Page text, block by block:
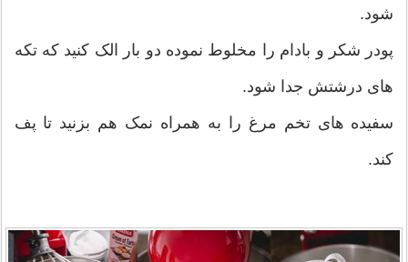
شود.
پودر شکر و بادام را مخلوط نموده دو بار الک کنید که تکه
های درشتش جدا شود.
سفیده های تخم مرغ را به همراه نمک هم بزنید تا پف
کند.